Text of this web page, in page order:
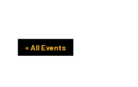
« All Events